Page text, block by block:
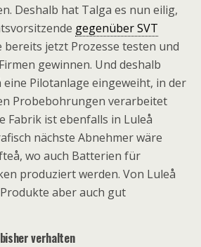
Deshalb hat Talga es nun eilig,
gegenüber SVT
bereits jetzt Prozesse testen und
gewinnen. Und deshalb
Pilotanlage eingeweiht, in der
Probebohrungen verarbeitet
Fabrik ist ebenfalls in Luleå
nächste Abnehmer wäre
wo auch Batterien für
produziert werden. Von Luleå
aber auch gut
verhalten